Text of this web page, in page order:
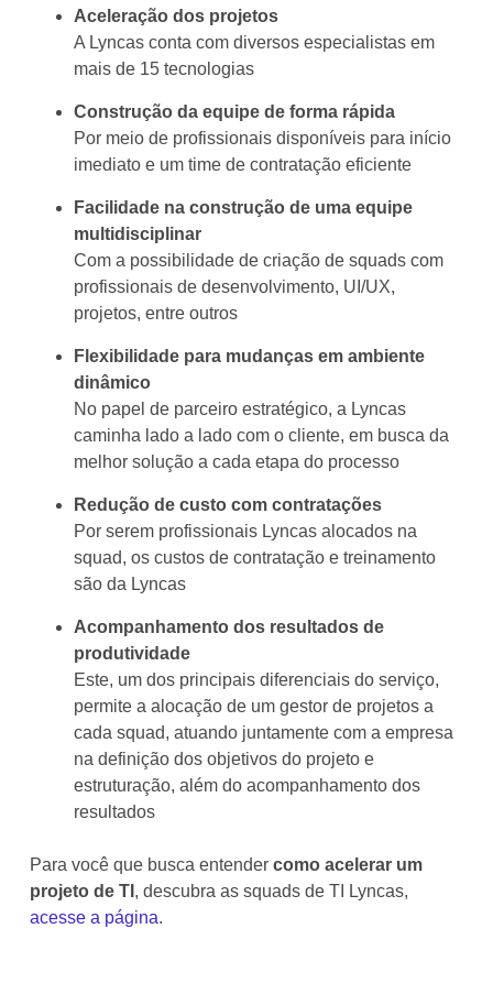
Aceleração dos projetos
A Lyncas conta com diversos especialistas em
mais de 15 tecnologias
Construção da equipe de forma rápida
Por meio de profissionais disponíveis para início
imediato e um time de contratação eficiente
Facilidade na construção de uma equipe
multidisciplinar
Com a possibilidade de criação de squads com
profissionais de desenvolvimento, UI/UX,
projetos, entre outros
Flexibilidade para mudanças em ambiente
dinâmico
No papel de parceiro estratégico, a Lyncas
caminha lado a lado com o cliente, em busca da
melhor solução a cada etapa do processo
Redução de custo com contratações
Por serem profissionais Lyncas alocados na
squad, os custos de contratação e treinamento
são da Lyncas
Acompanhamento dos resultados de
produtividade
Este, um dos principais diferenciais do serviço,
permite a alocação de um gestor de projetos a
cada squad, atuando juntamente com a empresa
na definição dos objetivos do projeto e
estruturação, além do acompanhamento dos
resultados
Para você que busca entender como acelerar um
projeto de TI , descubra as squads de TI Lyncas,
acesse a página.